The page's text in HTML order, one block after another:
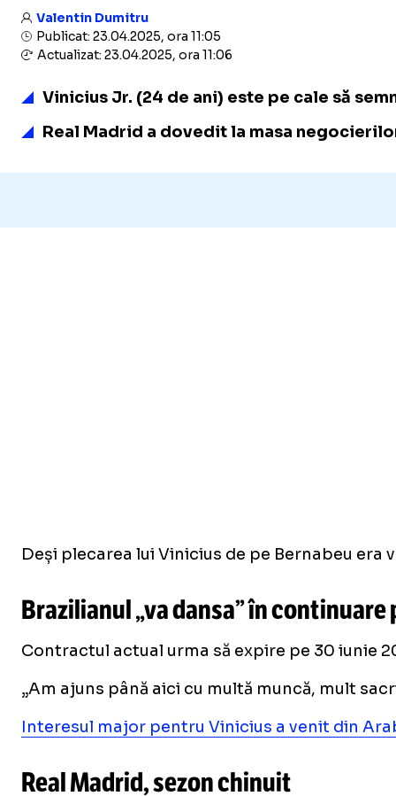
Valentin Dumitru
Publicat: 23.04.2025, ora 11:05
Actualizat: 23.04.2025, ora 11:06
Vinicius Jr. (24 de ani) este pe cale să
Real Madrid a dovedit la masa
Deși plecarea lui Vinicius de pe Bernabeu
Brazilianul „va dansa” în continuare
Contractul actual urma să expire pe 30 iunie
„Am ajuns până aici cu multă muncă, mult
Interesul major pentru Vinicius a venit din
Real Madrid, sezon chinuit